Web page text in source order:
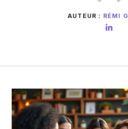
AUTEUR : RÉMI